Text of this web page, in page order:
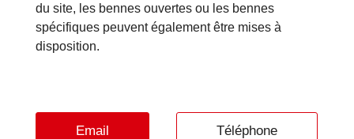
du site, les bennes ouvertes ou les bennes
spécifiques peuvent également être mises à
disposition.
Email Téléphone